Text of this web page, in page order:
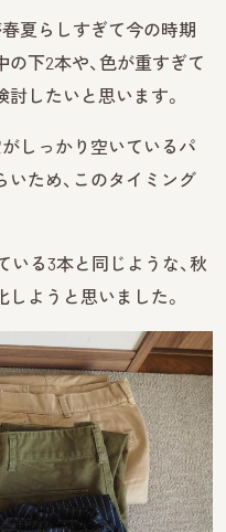
夏らしすぎて今の時期
下2本や、色が重すぎて
したいと思います。
しっかり空いているパ
ため、このタイミング
いる3本と同じような、秋
ようと思いました。